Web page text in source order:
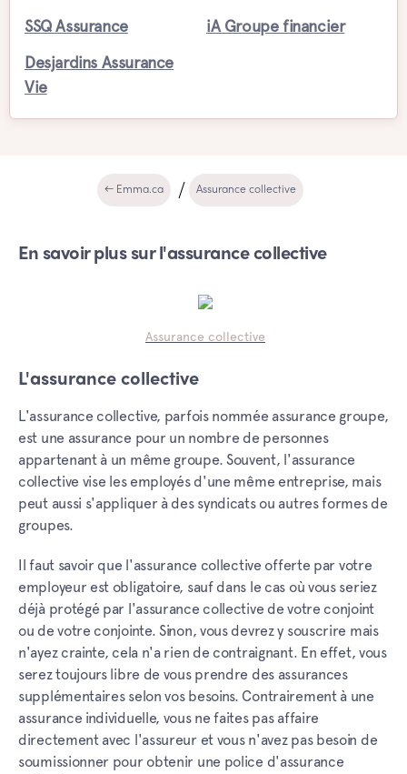
SSQ Assurance
iA Groupe financier
Desjardins Assurance
Vie
← Emma.ca Assurance collective
En savoir plus sur l'assurance collective
Assurance collective
L'assurance collective
L'assurance collective, parfois nommée assurance groupe,
est une assurance pour un nombre de personnes
appartenant à un même groupe. Souvent, l'assurance
collective vise les employés d'une même entreprise, mais
peut aussi s'appliquer à des syndicats ou autres formes de
groupes.
Il faut savoir que l'assurance collective offerte par votre
employeur est obligatoire, sauf dans le cas où vous seriez
déjà protégé par l'assurance collective de votre conjoint
ou de votre conjointe. Sinon, vous devrez y souscrire mais
n'ayez crainte, cela n'a rien de contraignant. En effet, vous
serez toujours libre de vous prendre des assurances
supplémentaires selon vos besoins. Contrairement à une
assurance individuelle, vous ne faites pas affaire
directement avec l'assureur et vous n'avez pas besoin de
soumissionner pour obtenir une police d'assurance